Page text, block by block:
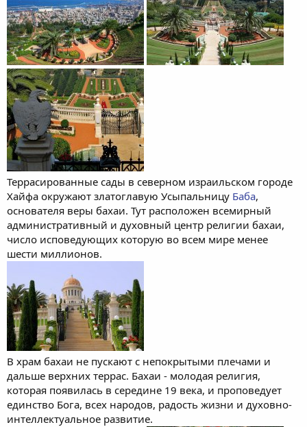
Террасированные сады в северном израильском городе
Хайфа окружают златоглавую Усыпальницу Баба,
основателя веры бахаи. Тут расположен всемирный
административный и духовный центр религии бахаи,
число исповедующих которую во всем мире менее
шести миллионов.
В храм бахаи не пускают с непокрытыми плечами и
дальше верхних террас. Бахаи - молодая религия,
которая появилась в середине 19 века, и проповедует
единство Бога, всех народов, радость жизни и духовно-
интеллектуальное развитие.